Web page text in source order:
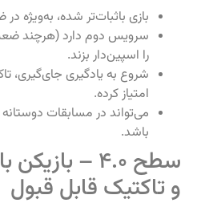
بازی باثبات‌تر شده، به‌ویژه
سرویس دوم دارد (هرچند
را اسپین‌دار بزند.
شروع به یادگیری جای‌گیری،
امتیاز کرده.
می‌تواند در مسابقات
باشد.
سطح 4.0 –
و تاکتیک قابل قبول